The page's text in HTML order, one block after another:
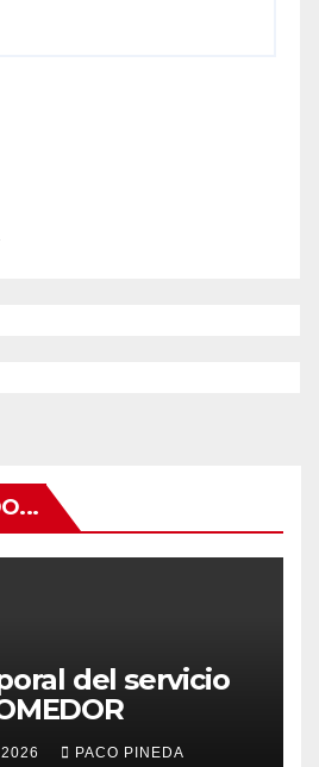
del servicio
PACO PINEDA